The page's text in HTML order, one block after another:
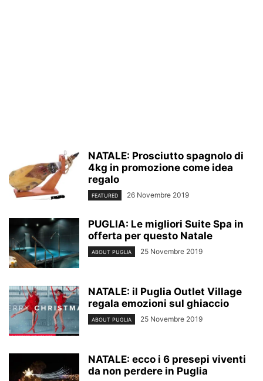
NATALE: Prosciutto spagnolo di
4kg in promozione come idea
regalo
FEATURED 26 Novembre 2019
PUGLIA: Le migliori Suite Spa in
offerta per questo Natale
ABOUT PUGLIA 25 Novembre 2019
NATALE: il Puglia Outlet Village
regala emozioni sul ghiaccio
ABOUT PUGLIA 25 Novembre 2019
NATALE: ecco i 6 presepi viventi
da non perdere in Puglia